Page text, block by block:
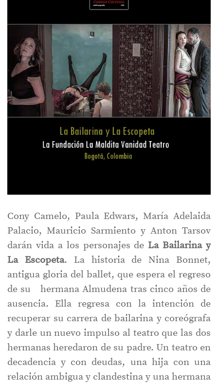
Cony Camelo, Paula Edwars, María Adelaida
Palacio, Mauricio Sarmiento y Anton Tarsov
darán vida a los personajes de La Bailarina y
La Escopeta. La historia de Nina Bonnet,
antigua gloria del ballet, que espera el regreso
de su hermana Almudena tras cinco años de
ausencia. Ella regresa con la intención de
recuperar su carrera de bailarina y coreógrafa
y darle un nuevo impulso al teatro que las dos
hermanas heredaron de su padre. Un teatro en
decadencia y con deudas, una hija con una
relación ambigua y clandestina y una hermana